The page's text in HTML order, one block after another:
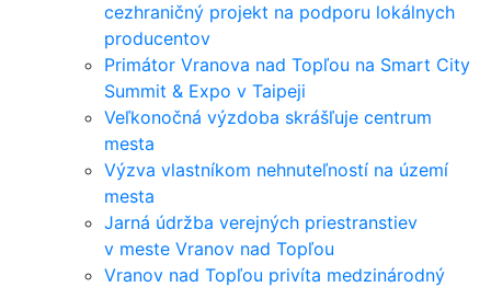
cezhraničný projekt na podporu lokálnych
producentov
Primátor Vranova nad Topľou na Smart City
Summit & Expo v Taipeji
Veľkonočná výzdoba skrášľuje centrum
mesta
Výzva vlastníkom nehnuteľností na území
mesta
Jarná údržba verejných priestranstiev
v meste Vranov nad Topľou
Vranov nad Topľou privíta medzinárodný